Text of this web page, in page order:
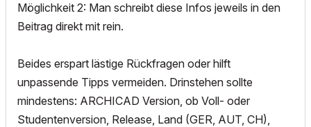
Möglichkeit 2: Man schreibt diese Infos jeweils in den
Beitrag direkt mit rein.
Beides erspart lästige Rückfragen oder hilft
unpassende Tipps vermeiden. Drinstehen sollte
mindestens: ARCHICAD Version, ob Voll- oder
Studentenversion, Release, Land (GER, AUT, CH),